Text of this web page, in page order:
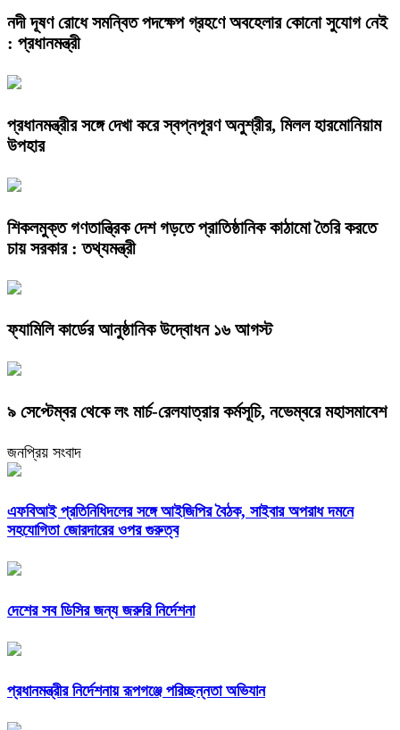
নদী দূষণ রোধে সমন্বিত পদক্ষেপ গ্রহণে অবহেলার কোনো সুযোগ নেই
: প্রধানমন্ত্রী
প্রধানমন্ত্রীর সঙ্গে দেখা করে স্বপ্নপূরণ অনুশ্রীর, মিলল হারমোনিয়াম
উপহার
শিকলমুক্ত গণতান্ত্রিক দেশ গড়তে প্রাতিষ্ঠানিক কাঠামো তৈরি করতে
চায় সরকার : তথ্যমন্ত্রী
ফ্যামিলি কার্ডের আনুষ্ঠানিক উদ্বোধন ১৬ আগস্ট
৯ সেপ্টেম্বর থেকে লং মার্চ-রেলযাত্রার কর্মসূচি, নভেম্বরে মহাসমাবেশ
জনপ্রিয় সংবাদ
এফবিআই প্রতিনিধিদলের সঙ্গে আইজিপির বৈঠক, সাইবার অপরাধ দমনে
সহযোগিতা জোরদারের ওপর গুরুত্ব
দেশের সব ডিসির জন্য জরুরি নির্দেশনা
প্রধানমন্ত্রীর নির্দেশনায় রূপগঞ্জে পরিচ্ছন্নতা অভিযান